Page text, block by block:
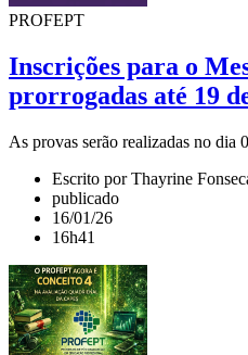
PROFEPT
Inscrições para o
prorrogadas até 19
As provas serão realizadas no dia
Escrito por Thayrine
publicado
16/01/26
16h41